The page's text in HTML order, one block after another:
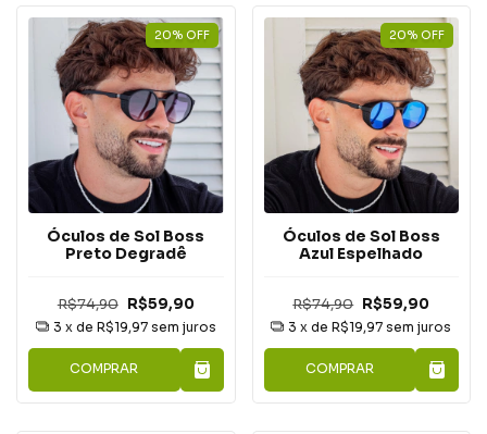
20% OFF
Óculos de Sol Boss
Preto Degradê
R$74,90 R$59,90
3 x de R$19,97 sem juros
COMPRAR
20% OFF
Óculos de Sol Boss
Azul Espelhado
R$74,90 R$59,90
3 x deR$19,97 sem juros
COMPRAR